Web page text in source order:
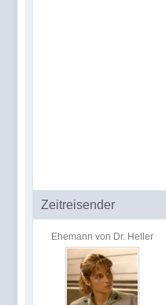
Zeitreisender
Ehemann von Dr. Heller